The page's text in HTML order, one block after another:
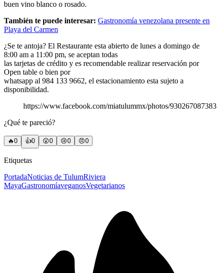
buen vino blanco o rosado.
También te puede interesar: Gastronomía venezolana presente en
Playa del Carmen
¿Se te antoja? El Restaurante esta abierto de lunes a domingo de
8:00 am a 11:00 pm, se aceptan todas
las tarjetas de crédito y es recomendable realizar reservación por
Open table o bien por
whatsapp al 984 133 9662, el estacionamiento esta sujeto a
disponibilidad.
https://www.facebook.com/miatulummx/photos/
¿Qué te pareció?
🔥0 👍0 😲0 😢0 😠0
Etiquetas
PortadaNoticias de TulumRiviera
MayaGastronomíaveganosVegetarianos